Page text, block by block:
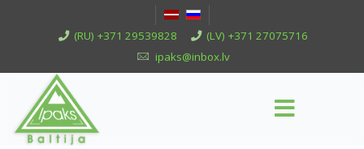
(RU) +371 29539828
(LV) +371 27075716
ipaks@inbox.lv